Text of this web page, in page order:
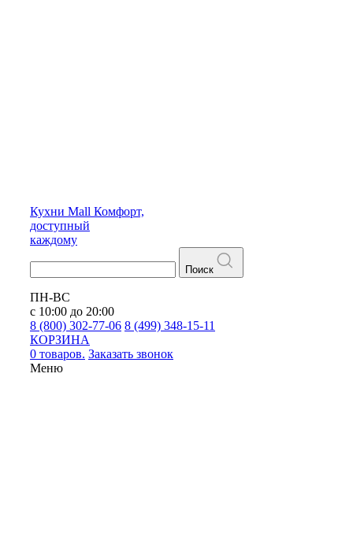
Кухни Mall Комфорт,
доступный
каждому
Поиск
ПН-ВС
с 10:00 до 20:00
8 (800) 302-77-06 8 (499) 348-15-11
КОРЗИНА
0 товаров. Заказать звонок
Меню